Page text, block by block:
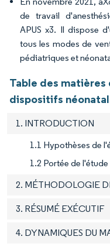
de travail
APUS x3. Il dispose
tous les modes de
pédiatriques et
Table des
dispositifs
1. INTRODUCTION
1.1 Hypothèses de
1.2 Portée de l'étude
2. MÉTHODOLOGIE
3. RÉSUMÉ EXÉCUTIF
4. DYNAMIQUES DU